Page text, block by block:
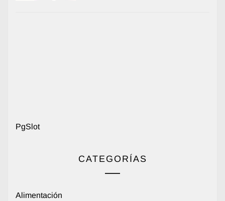
PgSlot
CATEGORÍAS
Alimentación